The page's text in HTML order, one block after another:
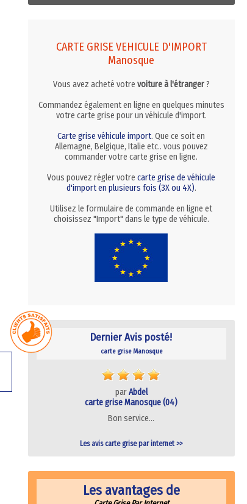
CARTE GRISE VEHICULE D'IMPORT
Manosque
Vous avez acheté votre voiture à l'étranger?
Commandez également en ligne en quelques minutes
votre carte grise pour un véhicule d'import.
Carte grise véhicule import. Que ce soit en
Allemagne, Belgique, Italie etc.. vous pouvez
commander votre carte grise en ligne.
Vous pouvez régler votrecarte grise de véhicule
d'import en plusieurs fois (3X ou 4X).
Utilisez le formulaire de commande en ligne et
choisissez "Import" dans le type de véhicule.
Dernier Avis posté!
carte grise Manosque
parAbdel
carte grise Manosque (04)
Bon service…
Les avis carte grise par internet >>
Les avantages de